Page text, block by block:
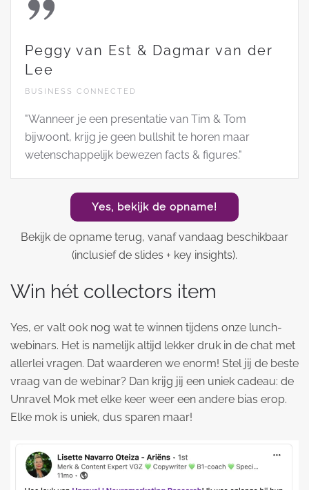
Peggy van Est & Dagmar van der
Lee
BUSINESS CONNECTED
"Wanneer je een presentatie van Tim & Tom
bijwoont, krijg je geen bullshit te horen maar
wetenschappelijk bewezen facts & figures."
Yes, bekijk de opname!
Bekijk de opname terug, vanaf vandaag beschikbaar
(inclusief de slides + key insights).
Win hét collectors item
Yes, er valt ook nog wat te winnen tijdens onze lunch-
webinars. Het is namelijk altijd lekker druk in de chat met
allerlei vragen. Dat waarderen we enorm! Stel jij de beste
vraag van de webinar? Dan krijg jij een uniek cadeau: de
Unravel Mok met elke keer weer een andere bias erop.
Elke mok is uniek, dus sparen maar!